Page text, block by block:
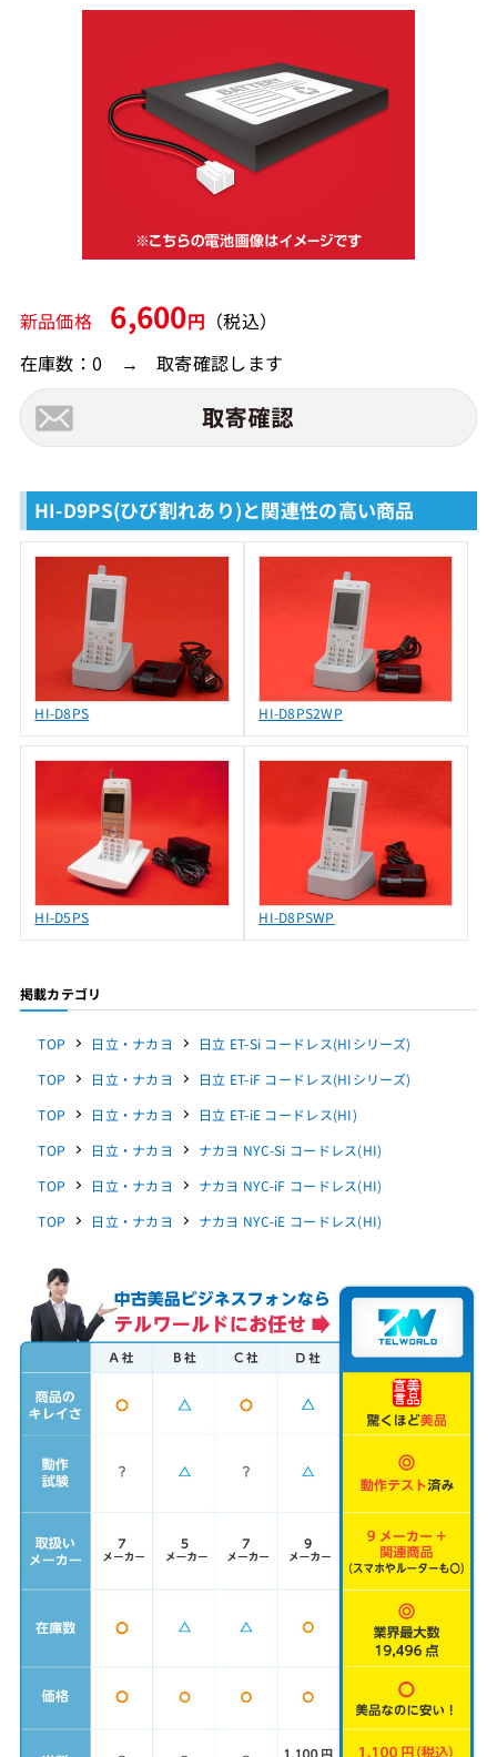
新品価格 6,600円 （税込）
在庫数：0 → 取寄確認します
HI-D9PS(ひび割れあり)と関連性の高い商品
HI-D8PS HI-D8PS2WP
HI-D5PS HI-D8PSWP
掲載カテゴリ
TOP 日立・ナカヨ
日立 ET-Si コードレス(HIシリーズ)
TOP
日立・ナカヨ
日立 ET-iF コードレス(HIシリーズ)
TOP
日立・ナカヨ
日立 ET-iE コードレス(HI)
TOP
日立・ナカヨ
ナカヨ NYC-Si コードレス(HI)
TOP
日立・ナカヨ
ナカヨ NYC-iF コードレス(HI)
TOP
日立・ナカヨ ナカヨ NYC-iE コードレス(HI)